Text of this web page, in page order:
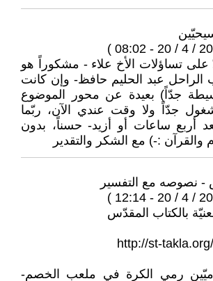
على تساؤلات الأخ علاء - مشكوراً هو
الراحل عبد الحليم حافظ- وإن كانت
جدّاً) بعيدة عن محور الموضوع
جدّاً ولا وقت عندي الآن، ربّما
أربع ساعات أو أزيد- حسناً، بدون
والقرآن :-) مع الشكر والتقدير
بالكتاب المقدّس
http://st-
رمي الكرة في ملعب الخصم-